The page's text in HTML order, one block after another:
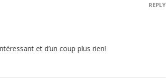
et d’un coup plus rien!
REPLY